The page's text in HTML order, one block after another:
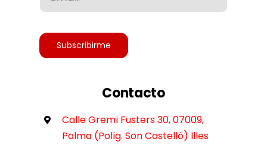
Accesibilidad
Subscribirme
Contacto
Calle Gremi Fusters 30, 07009,
Palma (Polig. Son Castelló) Illes